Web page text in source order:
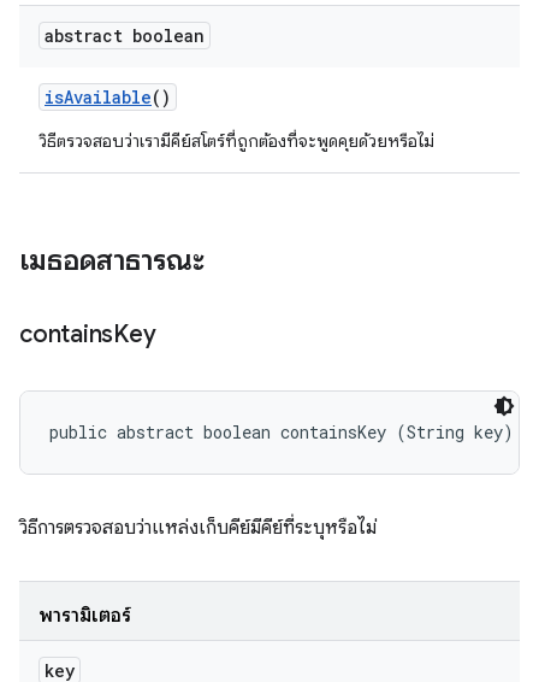
abstract boolean
isAvailable()
วิธีตรวจสอบว่าเรามีคีย์สโตร์ที่ถูกต้องที่จะพูดคุยด้วยหรือไม่
เมธอดสาธารณะ
containsKey
public abstract boolean containsKey (String key)
วิธีการตรวจสอบว่าแหล่งเก็บคีย์มีคีย์ที่ระบุหรือไม่
พารามิเตอร์
key